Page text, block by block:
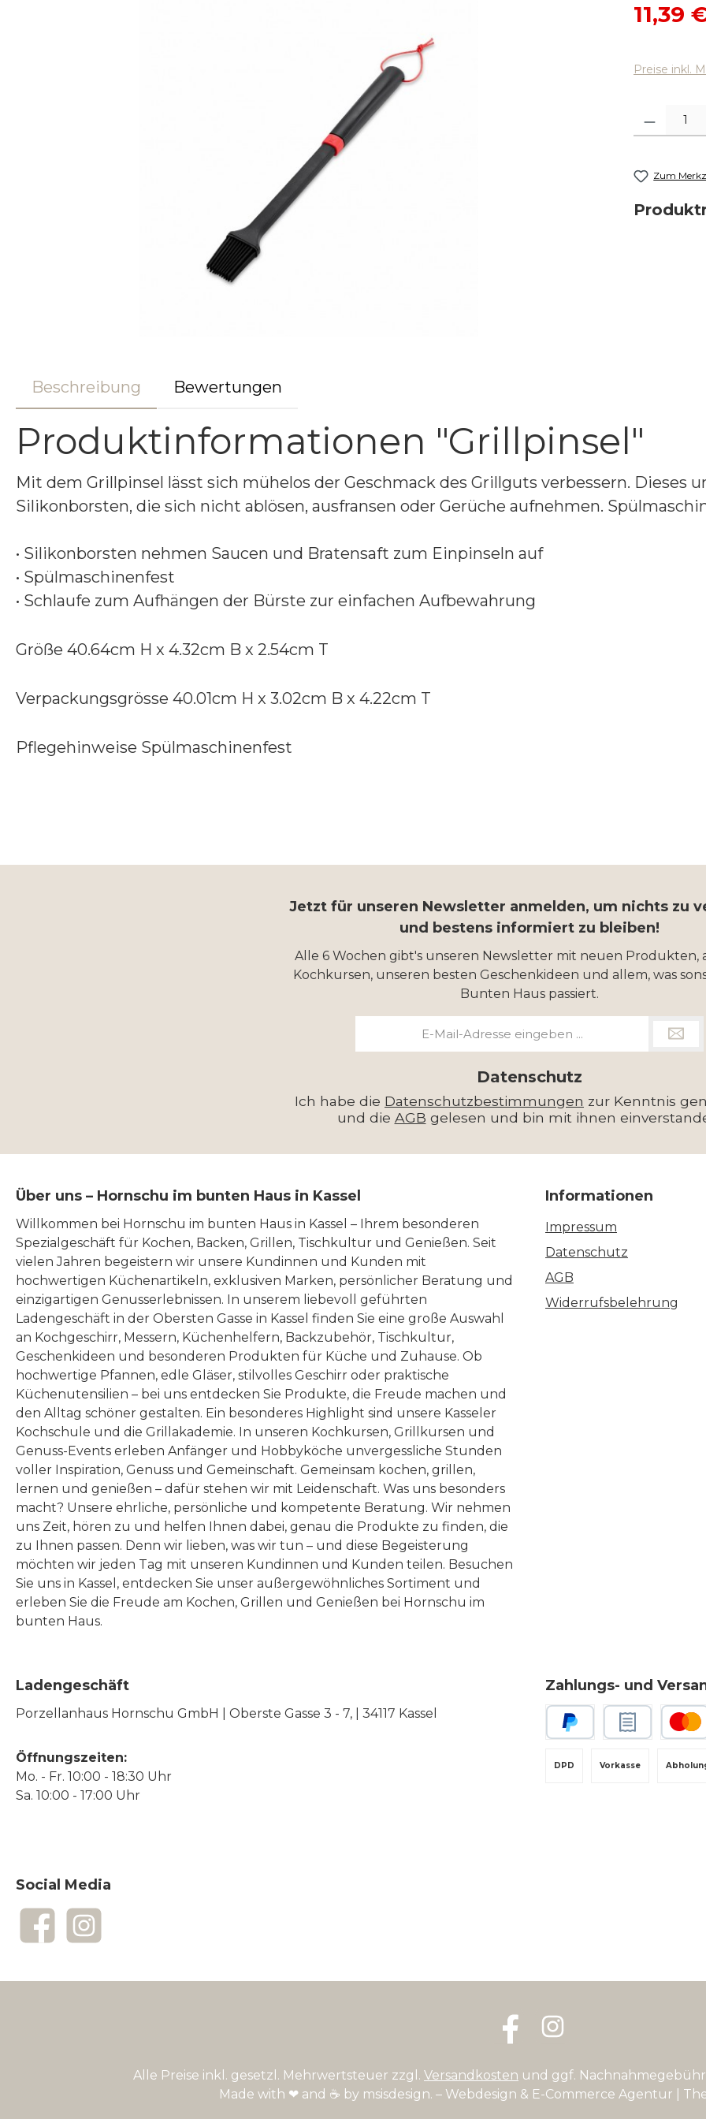
11,39
Preise inkl.
Produkt
Zum
Beschreibung Bewertungen
Produktinformationen "Grillpinsel"
Mit dem Grillpinsel lässt sich mühelos der Geschmack des Grillguts verbessern. Dieses
Silikonborsten, die sich nicht ablösen, ausfransen oder Gerüche aufnehmen.
• Silikonborsten nehmen Saucen und Bratensaft zum Einpinseln auf
• Spülmaschinenfest
• Schlaufe zum Aufhängen der Bürste zur einfachen Aufbewahrung
Größe 40.64cm H x 4.32cm B x 2.54cm T
Verpackungsgrösse 40.01cm H x 3.02cm B x 4.22cm T
Pflegehinweise Spülmaschinenfest
Jetzt für unseren Newsletter anmelden, um nichts zu
und bestens informiert zu bleiben!
Alle 6 Wochen gibt's unseren Newsletter mit neuen Produkten,
Kochkursen, unseren besten Geschenkideen und allem, was
Bunten Haus passiert.
Datenschutz
Ich habe die Datenschutzbestimmungen zur Kenntnis
und die AGB gelesen und bin mit ihnen
Über uns – Hornschu im bunten Haus in Kassel
Willkommen bei Hornschu im bunten Haus in Kassel – Ihrem besonderen
Spezialgeschäft für Kochen, Backen, Grillen, Tischkultur und Genießen. Seit
vielen Jahren begeistern wir unsere Kundinnen und Kunden mit
hochwertigen Küchenartikeln, exklusiven Marken, persönlicher Beratung und
einzigartigen Genusserlebnissen. In unserem liebevoll geführten
Ladengeschäft in der Obersten Gasse in Kassel finden Sie eine große Auswahl
an Kochgeschirr, Messern, Küchenhelfern, Backzubehör, Tischkultur,
Geschenkideen und besonderen Produkten für Küche und Zuhause. Ob
hochwertige Pfannen, edle Gläser, stilvolles Geschirr oder praktische
Küchenutensilien – bei uns entdecken Sie Produkte, die Freude machen und
den Alltag schöner gestalten. Ein besonderes Highlight sind unsere Kasseler
Kochschule und die Grillakademie. In unseren Kochkursen, Grillkursen und
Genuss-Events erleben Anfänger und Hobbyköche unvergessliche Stunden
voller Inspiration, Genuss und Gemeinschaft. Gemeinsam kochen, grillen,
lernen und genießen – dafür stehen wir mit Leidenschaft. Was uns besonders
macht? Unsere ehrliche, persönliche und kompetente Beratung. Wir nehmen
uns Zeit, hören zu und helfen Ihnen dabei, genau die Produkte zu finden, die
zu Ihnen passen. Denn wir lieben, was wir tun – und diese Begeisterung
möchten wir jeden Tag mit unseren Kundinnen und Kunden teilen. Besuchen
Sie uns in Kassel, entdecken Sie unser außergewöhnliches Sortiment und
erleben Sie die Freude am Kochen, Grillen und Genießen bei Hornschu im
bunten Haus.
Informationen
Impressum
Datenschutz
AGB
Widerrufsbelehrung
Ladengeschäft
Porzellanhaus Hornschu GmbH | Oberste Gasse 3 - 7, | 34117 Kassel
Öffnungszeiten:
Mo. - Fr. 10:00 - 18:30 Uhr
Sa. 10:00 - 17:00 Uhr
Zahlungs- und
Vorkasse
DPD
Social Media
FacebookInstagram
FacebookInstagram
Alle Preise inkl. gesetzl. Mehrwertsteuer zzgl. Versandkosten und ggf.
Made with ❤ and ☕ by msisdesign. – Webdesign & E-Commerce Agentur |